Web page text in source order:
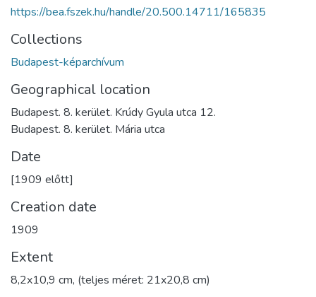
https://bea.fszek.hu/handle/20.500.14711/165835
Collections
Budapest-képarchívum
Geographical location
Budapest. 8. kerület. Krúdy Gyula utca 12.
Budapest. 8. kerület. Mária utca
Date
[1909 előtt]
Creation date
1909
Extent
8,2x10,9 cm, (teljes méret: 21x20,8 cm)